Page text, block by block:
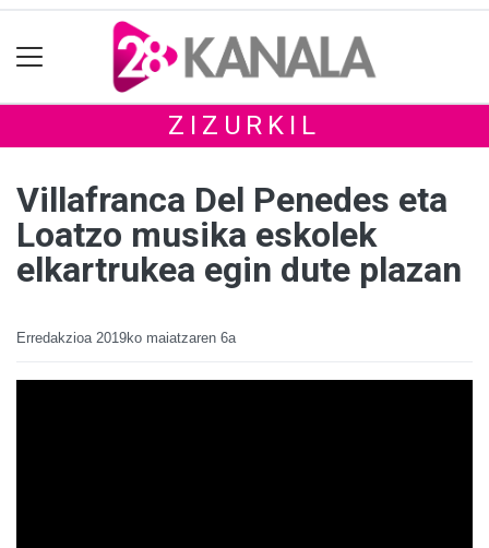
ZIZURKIL
Villafranca Del Penedes eta
Loatzo musika eskolek
elkartrukea egin dute plazan
Erredakzioa 2019ko maiatzaren 6a